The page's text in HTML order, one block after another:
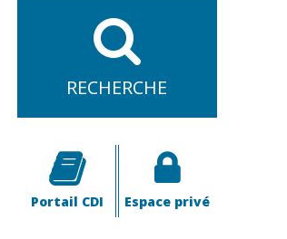
RECHERCHE
Portail CDI Espace privé